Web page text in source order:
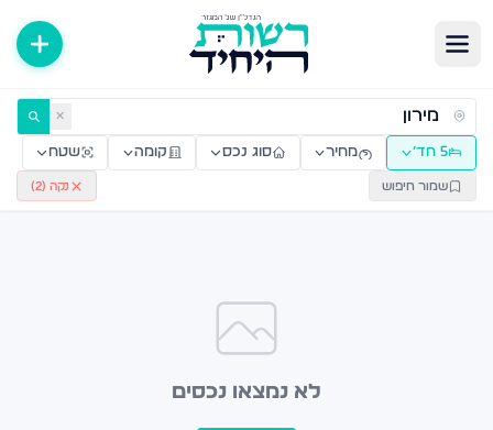
דירות למכירה ולהשכרה — רשות היחיד ✕
5 חד׳ מחיר סוג נכס קומה שטח
שמור חיפוש נקה (2
)
לא נמצאו נכסים